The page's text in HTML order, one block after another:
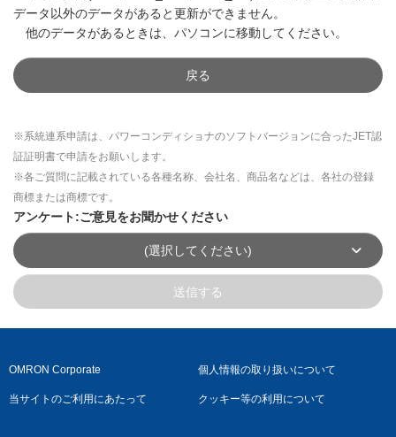
データ以外のデータがあると更新ができません。
他のデータがあるときは、パソコンに移動してください。
戻る
※系統連系申請は、パワーコンディショナのソフトバージョンに合ったJET認
証証明書で申請をお願いします。
※各ご質問に記載されている各種名称、会社名、商品名などは、各社の登録
商標または商標です。
アンケート:ご意見をお聞かせください
(選択してください)
送信する
OMRON Corporate 個人情報の取り扱いについて
当サイトのご利用にあたって クッキー等の利用について